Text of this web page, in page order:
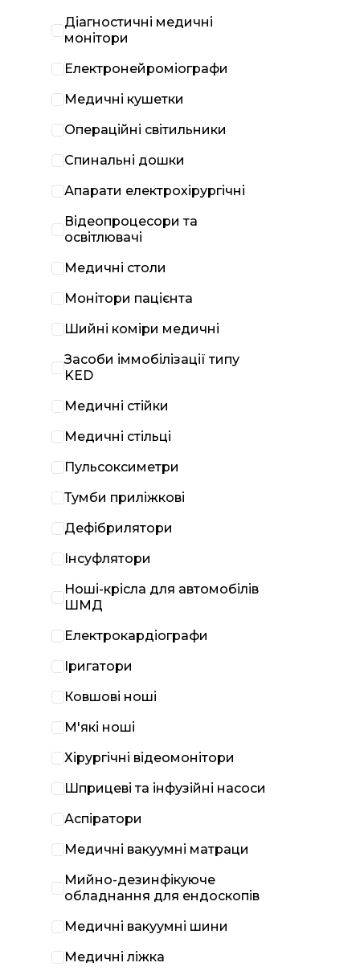
Діагностичні медичні
монітори
Електронейроміографи
Медичні кушетки
Операційні світильники
Спинальні дошки
Апарати електрохірургічні
Відеопроцесори та
освітлювачі
Медичні столи
Монітори пацієнта
Шийні коміри медичні
Засоби іммобілізації типу
KED
Медичні стійки
Медичні стільці
Пульсоксиметри
Тумби приліжкові
Дефібрилятори
Інсуфлятори
Ноші-крісла для автомобілів
ШМД
Електрокардіографи
Іригатори
Ковшові ноші
М'які ноші
Хірургічні відеомонітори
Шприцеві та інфузійні насоси
Аспіратори
Медичні вакуумні матраци
Мийно-дезинфікуюче
обладнання для ендоскопів
Медичні вакуумні шини
Медичні ліжка